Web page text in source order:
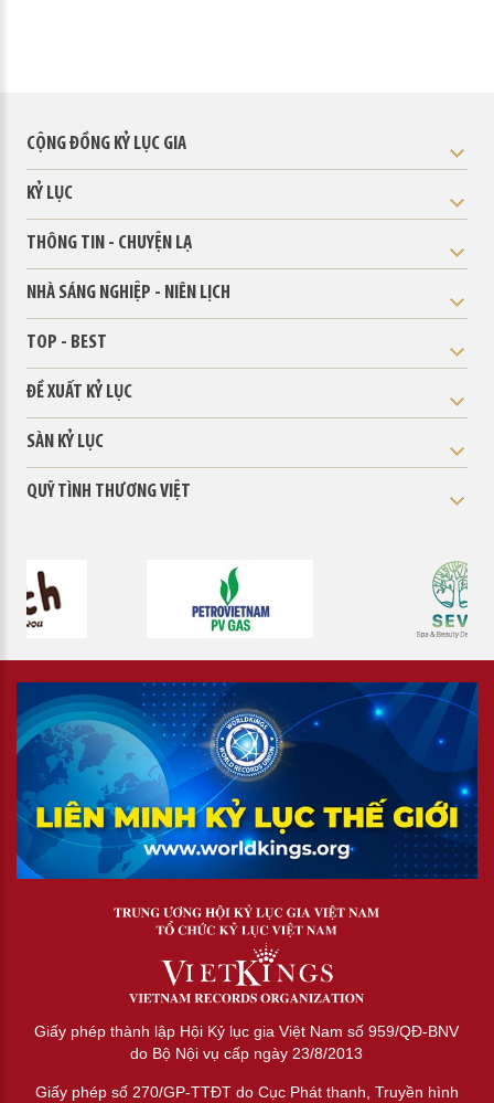
CỘNG ĐỒNG KỶ LỤC GIA
KỶ LỤC
THÔNG TIN - CHUYỆN LẠ
NHÀ SÁNG NGHIỆP - NIÊN LỊCH
TOP - BEST
ĐỀ XUẤT KỶ LỤC
SÀN KỶ LỤC
QUỸ TÌNH THƯƠNG VIỆT
Giấy phép thành lập Hội Kỷ lục gia Việt Nam số 959/QĐ-BNV
do Bộ Nội vụ cấp ngày 23/8/2013
Giấy phép số 270/GP-TTĐT do Cục Phát thanh, Truyền hình